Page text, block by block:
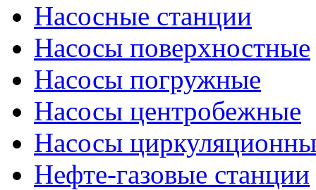
Насосные станции
Насосы поверхностные
Насосы погружные
Насосы центробежные
Насосы
Нефте-газовые станции